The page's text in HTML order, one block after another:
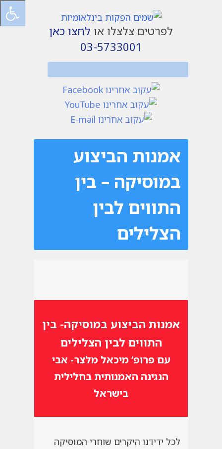
לפרטים צלצלו או לחצו כאן
03-5733001
אמנות הביצוע
במוסיקה – בין
התווים לבין
הצלילים
אמנות הביצוע במוסיקה- בין
התווים לבין הצלילים
עם פרופ’ מיכאל מלצר- אבי
הנגינה האמנותית בחלילית
בישראל
לכל ידידנו היקרים שוחרי המוסיקה